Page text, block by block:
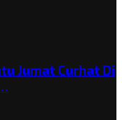
Jumat Curhat Di